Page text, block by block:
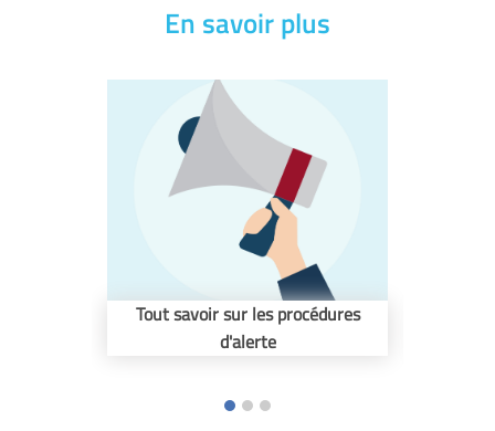
En savoir plus
Tout savoir sur les procédures
d'alerte